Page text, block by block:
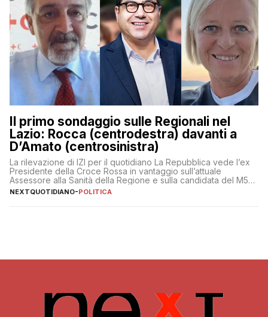
Il primo sondaggio sulle Regionali nel
Lazio: Rocca (centrodestra) davanti a
D’Amato (centrosinistra)
La rilevazione di IZI per il quotidiano La Repubblica vede l’ex
Presidente della Croce Rossa in vantaggio sull’attuale
Assessore alla Sanità della Regione e sulla candidata del M5S
Donatella Bianchi
NEXTQUOTIDIANO-POLITICA